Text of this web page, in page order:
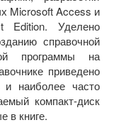
Microsoft Access и
Edition. Уделено
справочной
программы на
приведено
и наиболее часто
компакт-диск
в книге.